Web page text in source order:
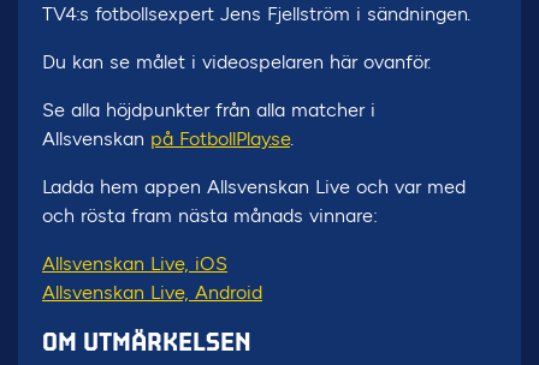
TV4:s fotbollsexpert Jens Fjellström i sändningen.
Du kan se målet i videospelaren här ovanför.
Se alla höjdpunkter från alla matcher i
Allsvenskan på FotbollPlay.se.
Ladda hem appen Allsvenskan Live och var med
och rösta fram nästa månads vinnare:
Allsvenskan Live, iOS
Allsvenskan Live, Android
OM UTMÄRKELSEN